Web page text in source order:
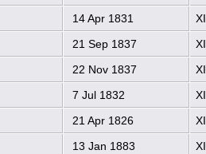
14 Apr 1831
21 Sep 1837
22 Nov 1837
7 Jul 1832
21 Apr 1826
13 Jan 1883